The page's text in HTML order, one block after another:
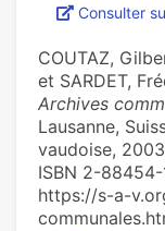
Consulter
COUTAZ,
et SARDET,
Archives
Lausanne,
vaudoise,
ISBN 2-88454-
https://s-a-